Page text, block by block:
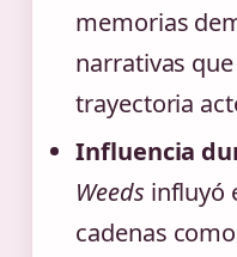
memorias
narrativas
trayectoria
Influencia
Weeds influyó
cadenas